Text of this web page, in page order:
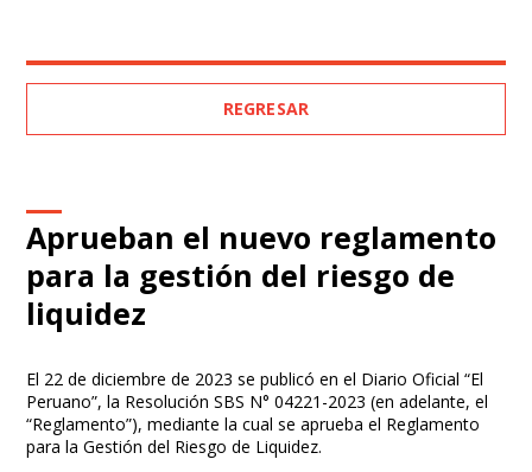
REGRESAR
Aprueban el nuevo reglamento
para la gestión del riesgo de
liquidez
El 22 de diciembre de 2023 se publicó en el Diario Oficial “El
Peruano”, la Resolución SBS N° 04221-2023 (en adelante, el
“Reglamento”), mediante la cual se aprueba el Reglamento
para la Gestión del Riesgo de Liquidez.